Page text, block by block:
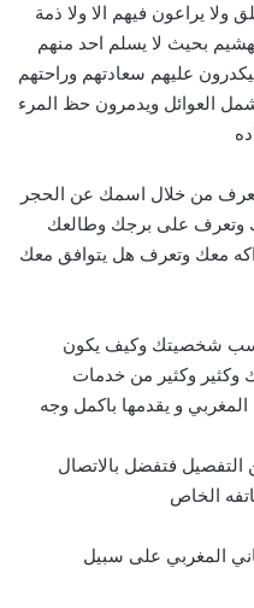
ولا يراعون فيهم الا ولا ذمة
بحيث لا يسلم احد منهم
عليهم سعادتهم وراحتهم
العوائل ويدمرون حظ المرء
من خلال اسمك عن الحجر
وتعرف على برجك وطالعك
معك وتعرف هل يتوافق معك
شخصيتك وكيف يكون
وكثير وكثير من خدمات
و يقدمها باكمل وجه
التفصيل فتفضل بالاتصال
الخاص
المغربي على سبيل